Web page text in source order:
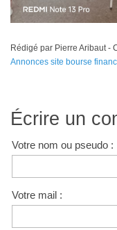
Rédigé par Pierre Aribaut -
Annonces site bourse
Écrire un
Votre nom ou pseudo :
Votre mail :